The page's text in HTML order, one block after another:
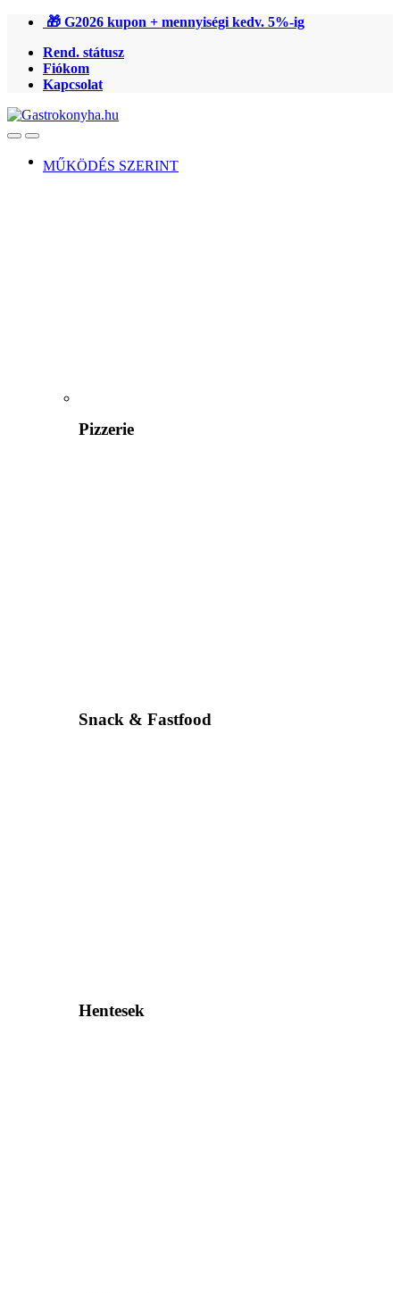
Ugrás
navigációhoz
Ugrás
tartalomra
🎁 G2026 kupon + mennyiségi kedv. 5%-ig
Rend. státusz
Fiókom
Kapcsolat
OpenClose
MŰKÖDÉS SZERINT
Pizzerie
Snack & Fastfood
Hentesek